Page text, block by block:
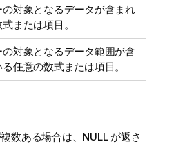
の対象となるデータが含まれ
または項目。
の対象となるデータ範囲が含
任意の数式または項目。
数ある場合は、 NULLが返さ